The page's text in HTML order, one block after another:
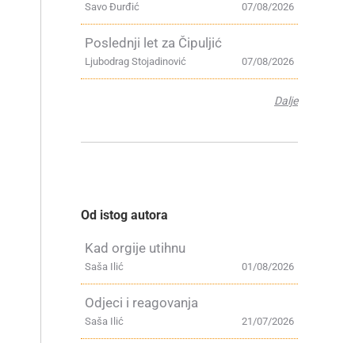
07/08/2026
Savo Đurđić
Poslednji let za Čipuljić
07/08/2026
Ljubodrag Stojadinović
Dalje
Od istog autora
Kad orgije utihnu
01/08/2026
Saša Ilić
Odjeci i reagovanja
21/07/2026
Saša Ilić